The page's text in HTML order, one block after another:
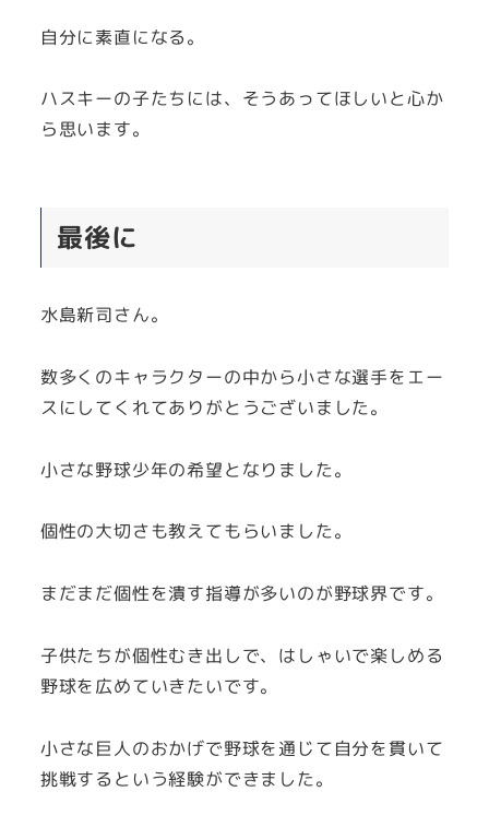
自分に素直になる。
ハスキーの子たちには、そうあってほしいと心か
ら思います。
最後に
水島新司さん。
数多くのキャラクターの中から小さな選手をエー
スにしてくれてありがとうございました。
小さな野球少年の希望となりました。
個性の大切さも教えてもらいました。
まだまだ個性を潰す指導が多いのが野球界です。
子供たちが個性むき出しで、はしゃいで楽しめる
野球を広めていきたいです。
小さな巨人のおかげで野球を通じて自分を貫いて
挑戦するという経験ができました。